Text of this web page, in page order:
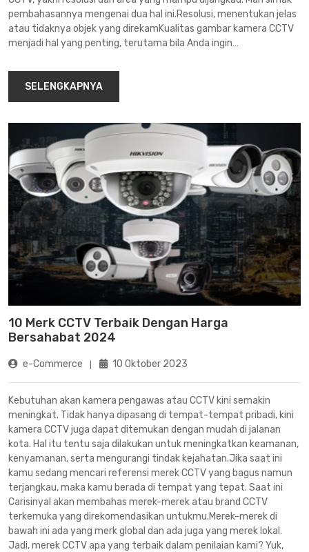
pembahasannya mengenai dua hal ini.Resolusi, menentukan jelas
atau tidaknya objek yang direkamKualitas gambar kamera CCTV
menjadi hal yang penting, terutama bila Anda ingin…
SELENGKAPNYA
10 Merk CCTV Terbaik Dengan Harga
Bersahabat 2024
e-Commerce 10 Oktober 2023
Kebutuhan akan kamera pengawas atau CCTV kini semakin
meningkat. Tidak hanya dipasang di tempat-tempat pribadi, kini
kamera CCTV juga dapat ditemukan dengan mudah di jalanan
kota. Hal itu tentu saja dilakukan untuk meningkatkan keamanan,
kenyamanan, serta mengurangi tindak kejahatan.Jika saat ini
kamu sedang mencari referensi merek CCTV yang bagus namun
terjangkau, maka kamu berada di tempat yang tepat. Saat ini
Carisinyal akan membahas merek-merek atau brand CCTV
terkemuka yang direkomendasikan untukmu.Merek-merek di
bawah ini ada yang merk global dan ada juga yang merek lokal.
Jadi, merek CCTV apa yang terbaik dalam penilaian kami? Yuk,